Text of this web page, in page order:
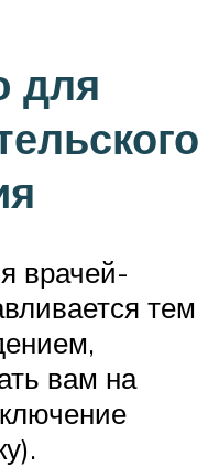
для
врачей-
тем
вам на